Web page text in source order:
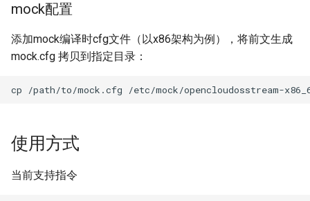
mock配置
添加mock编译时cfg文件（以x86架构为例），将前文生成
mock.cfg 拷贝到指定目录：
使用方式
当前支持指令